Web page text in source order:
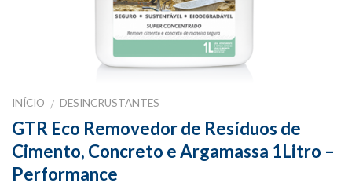
INÍCIO / DESINCRUSTANTES
GTR Eco Removedor de Resíduos de
Cimento, Concreto e Argamassa 1Litro –
Performance